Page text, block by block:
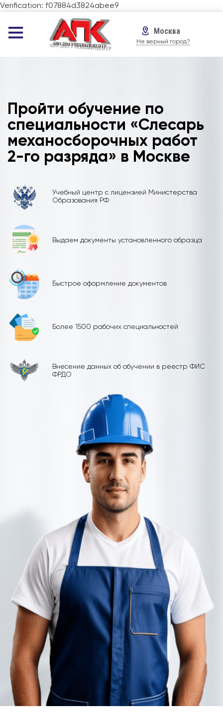
Verification: f07884d3824abee9
Москва
Не верный город?
Пройти обучение по
специальности «Слесарь
механосборочных работ
2-го разряда» в Москве
Учебный центр с лицензией Министерства
Образования РФ
Выдаем документы установленного образца
Быстрое оформление документов
Более 1500 рабочих специальностей
Внесение данных об обучении в реестр ФИС
ФРДО